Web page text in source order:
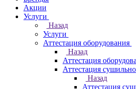
Акции
Услуги
Назад
Услуги
Аттестация оборудования
Назад
Аттестация
Аттестация
Назад
Аттестация